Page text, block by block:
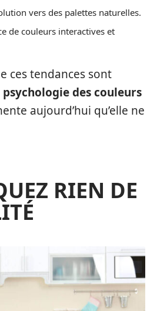
vers des palettes naturelles.
de couleurs interactives et
ces tendances sont
psychologie des couleurs
aujourd’hui qu’elle ne
RIEN DE